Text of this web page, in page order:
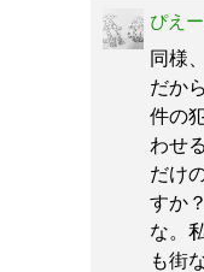
ぴえ
同様
だか
件の
わせ
だけ
すか
な。
も街